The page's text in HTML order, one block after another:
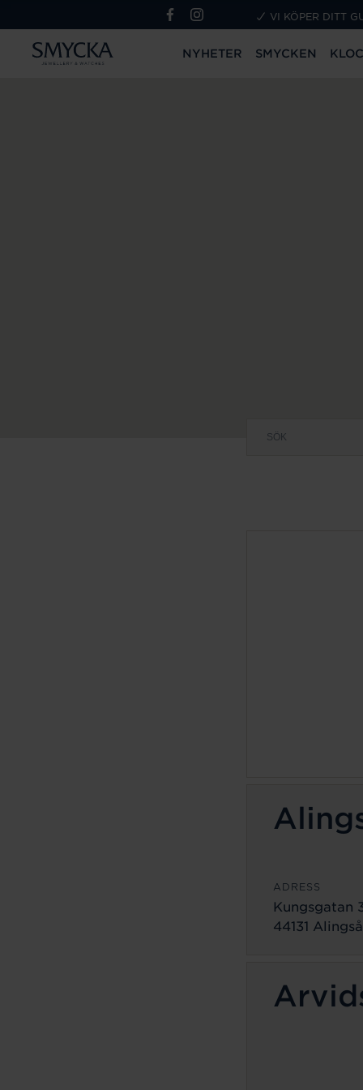
VI KÖPER DITT
NYHETER SMYCKEN
ADRESS
Kungsgatan
44131